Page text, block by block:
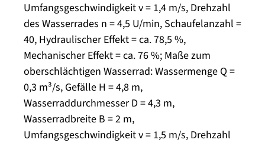
Umfangsgeschwindigkeit v = 1,4 m/s, Drehzahl
des Wasserrades n = 4,5 U/min, Schaufelanzahl =
40, Hydraulischer Effekt = ca. 78,5 %,
Mechanischer Effekt = ca. 76 %; Maße zum
oberschlächtigen Wasserrad: Wassermenge Q =
0,3 m³/s, Gefälle H = 4,8 m,
Wasserraddurchmesser D = 4,3 m,
Wasserradbreite B = 2 m,
Umfangsgeschwindigkeit v = 1,5 m/s, Drehzahl